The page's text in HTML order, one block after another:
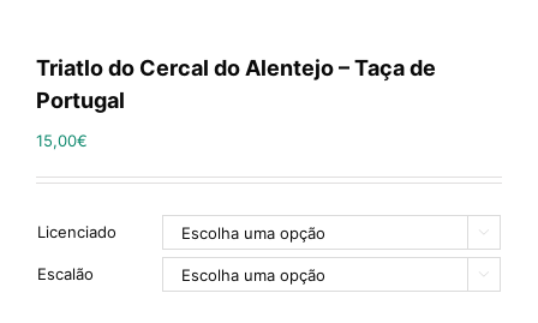
Triatlo do Cercal do Alentejo – Taça de
Portugal
15,00€
Licenciado 
Escalão 